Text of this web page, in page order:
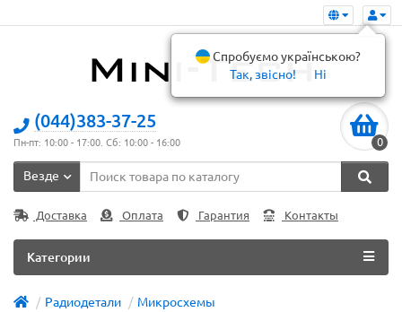
(044)383-37-25
Пн-пт: 10:00 - 17:00. Сб: 10:00 - 16:00 0
Везде
Доставка Оплата Гарантия Контакты
Категории
Радиодетали
Микросхемы
Спробуємо українською?
Так, звісно!
Ні